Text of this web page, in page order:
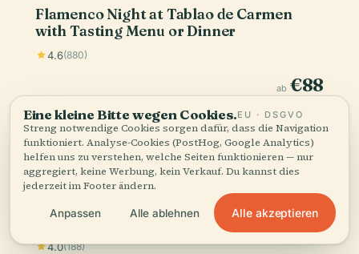
Flamenco Night at Tablao de Carmen
with Tasting Menu or Dinner
4.6(880)
ab €88
Buchen
VIATORSOFORT
Barcelona Pass: Save up to 50% -
Includes Sagrada Familia
4.0(188)
Eine kleine Bitte wegen Cookies.EU · DSGVO
Streng notwendige Cookies sorgen dafür, dass die Navigation
funktioniert. Analyse-Cookies (PostHog, Google Analytics)
helfen uns zu verstehen, welche Seiten funktionieren — nur
aggregiert, keine Werbung, kein Verkauf. Du kannst dies
jederzeit im Footer ändern.
Anpassen Alle ablehnen Alle akzeptieren